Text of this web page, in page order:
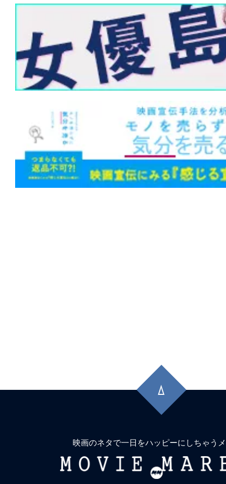
頭
に
映画のネタで一日をハッピーにしちゃう
MOVIE